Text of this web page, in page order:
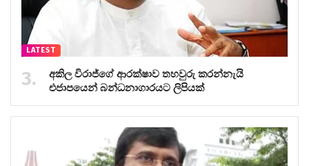
LATEST
අකිල විරාජ්ගේ ආරක්ෂාව තහවුරු කරන්නැයි
එජාපයෙන් බන්ධනාගාරයට ලිපියක්